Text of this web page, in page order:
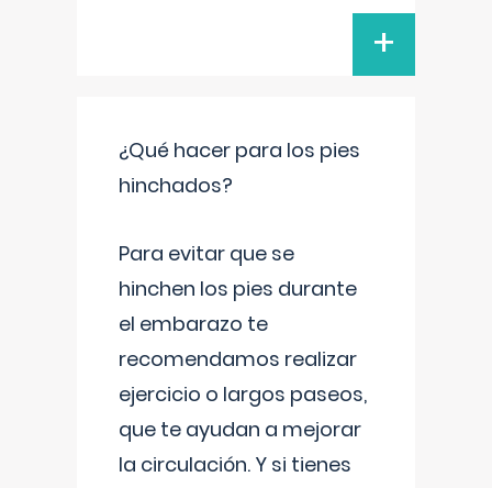
+
¿Qué hacer para los pies
hinchados?
Para evitar que se
hinchen los pies durante
el embarazo te
recomendamos realizar
ejercicio o largos paseos,
que te ayudan a mejorar
la circulación. Y si tienes